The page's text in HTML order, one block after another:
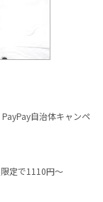
自治体キャンペ
定で1110円～